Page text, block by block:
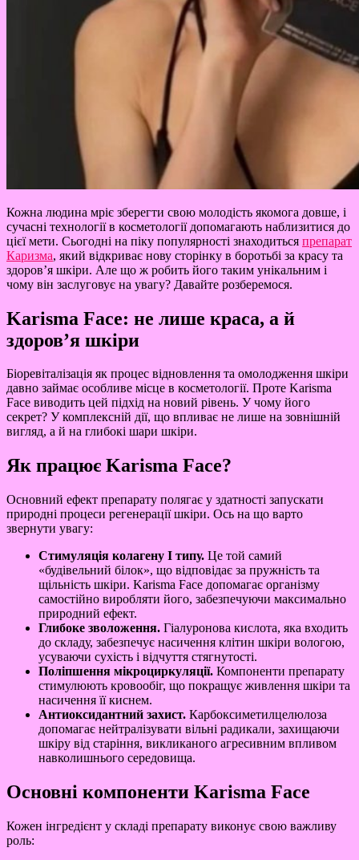
Кожна людина мріє зберегти свою молодість якомога довше, і
сучасні технології в косметології допомагають наблизитися до
цієї мети. Сьогодні на піку популярності знаходиться препарат
Каризма, який відкриває нову сторінку в боротьбі за красу та
здоров’я шкіри. Але що ж робить його таким унікальним і
чому він заслуговує на увагу? Давайте розберемося.
Karisma Face: не лише краса, а й
здоров’я шкіри
Біоревіталізація як процес відновлення та омолодження шкіри
давно займає особливе місце в косметології. Проте Karisma
Face виводить цей підхід на новий рівень. У чому його
секрет? У комплексній дії, що впливає не лише на зовнішній
вигляд, а й на глибокі шари шкіри.
Як працює Karisma Face?
Основний ефект препарату полягає у здатності запускати
природні процеси регенерації шкіри. Ось на що варто
звернути увагу:
Стимуляція колагену I типу. Це той самий
«будівельний білок», що відповідає за пружність та
щільність шкіри. Karisma Face допомагає організму
самостійно виробляти його, забезпечуючи максимально
природний ефект.
Глибоке зволоження. Гіалуронова кислота, яка входить
до складу, забезпечує насичення клітин шкіри вологою,
усуваючи сухість і відчуття стягнутості.
Поліпшення мікроциркуляції. Компоненти препарату
стимулюють кровообіг, що покращує живлення шкіри та
насичення її киснем.
Антиоксидантний захист. Карбоксиметилцелюлоза
допомагає нейтралізувати вільні радикали, захищаючи
шкіру від старіння, викликаного агресивним впливом
навколишнього середовища.
Основні компоненти Karisma Face
Кожен інгредієнт у складі препарату виконує свою важливу
роль: